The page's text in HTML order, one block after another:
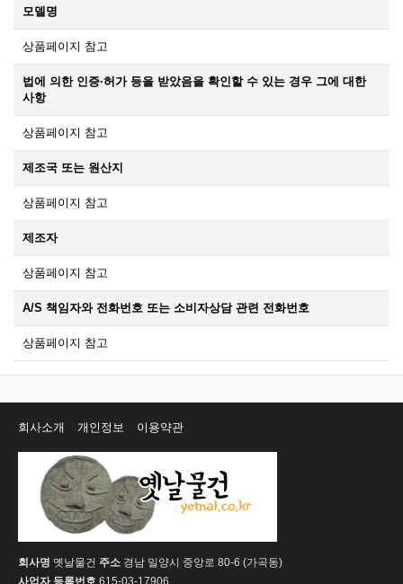
모델명
상품페이지 참고
법에 의한 인증·허가 등을 받았음을 확인할 수 있는 경우 그에 대한
사항
상품페이지 참고
제조국 또는 원산지
상품페이지 참고
제조자
상품페이지 참고
A/S 책임자와 전화번호 또는 소비자상담 관련 전화번호
상품페이지 참고
회사소개 개인정보 이용약관
회사명 옛날물건 주소 경남 밀양시 중앙로 80-6 (가곡동)
사업자 등록번호 615-03-17906